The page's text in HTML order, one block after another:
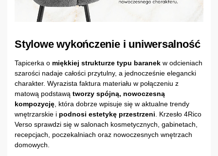
Stylowe wykończenie i uniwersalność
Tapicerka o miękkiej strukturze typu baranek w odcieniach
szarości nadaje całości przytulny, a jednocześnie elegancki
charakter. Wyrazista faktura materiału w połączeniu z
matową podstawą tworzy spójną, nowoczesną
kompozycję , która dobrze wpisuje się w aktualne trendy
wnętrzarskie i podnosi estetykę przestrzeni . Krzesło 4Rico
Verso sprawdzi się w salonach kosmetycznych, gabinetach,
recepcjach, poczekalniach oraz nowoczesnych wnętrzach
domowych.